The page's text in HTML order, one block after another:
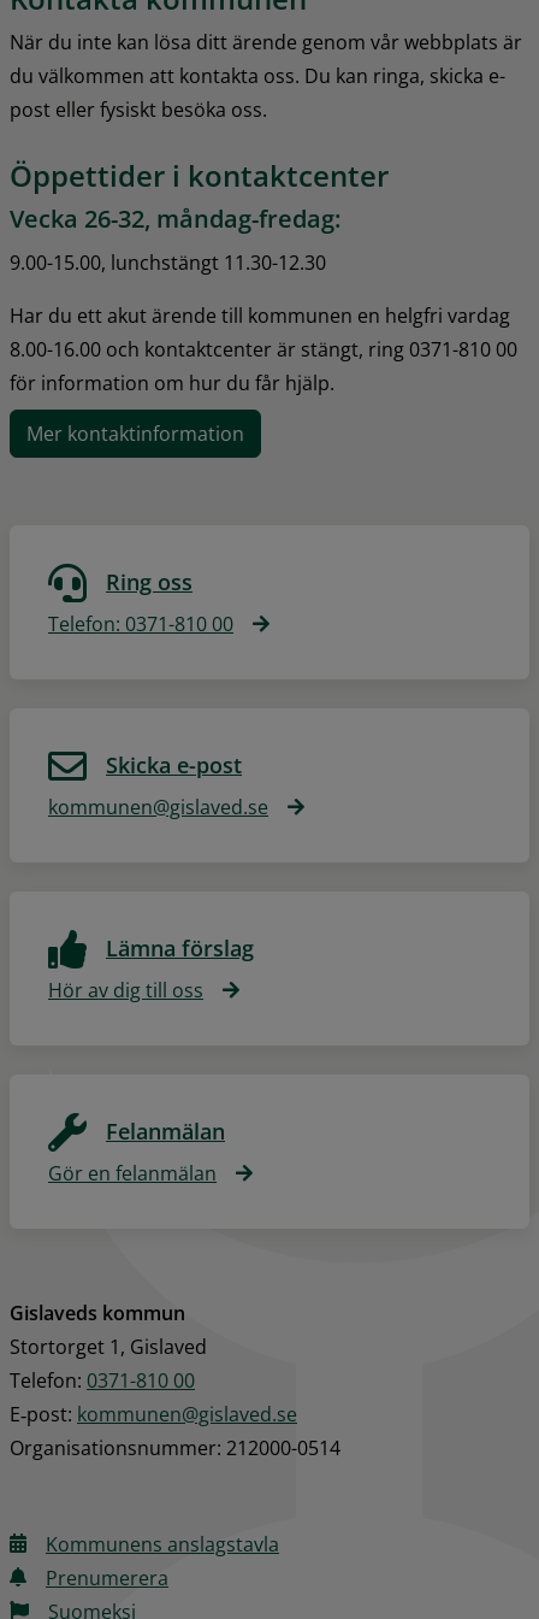
När du inte kan lösa ditt ärende genom vår webbplats är
du välkommen att kontakta oss. Du kan ringa, skicka e-
post eller fysiskt besöka oss.
Öppettider i kontaktcenter
Vecka 26-32, måndag-fredag:
9.00-15.00, lunchstängt 11.30-12.30
Har du ett akut ärende till kommunen en helgfri vardag
8.00-16.00 och kontaktcenter är stängt, ring 0371-810 00
för information om hur du får hjälp.
Mer kontaktinformation
Ring oss
Telefon: 0371-810 00
Skicka e-post
kommunen@gislaved.se
Lämna förslag
Hör av dig till oss
Felanmälan
Gör en felanmälan
Gislaveds kommun
Stortorget 1, Gislaved
Telefon: 0371-810 00
E‑post: kommunen@gislaved.se
Organisationsnummer: 212000-0514
Kommunens anslagstavla
Prenumerera
Suomeksi